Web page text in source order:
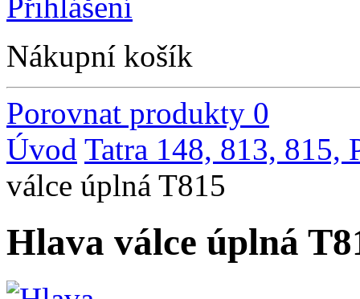
Nákupní košík
Porovnat produkty 0
Úvod Tatra 148, 813, 815,
válce úplná T815
Hlava válce úplná